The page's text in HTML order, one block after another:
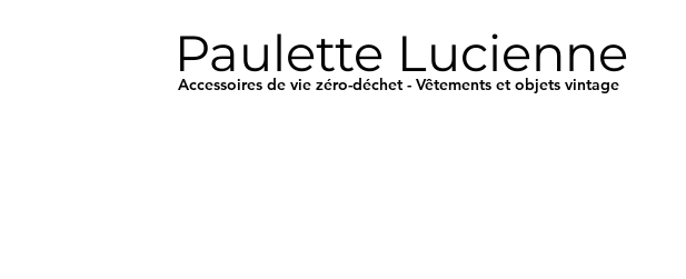
Paulette Lucienne
Accessoires de vie zéro-déchet - Vêtements et objets vintage